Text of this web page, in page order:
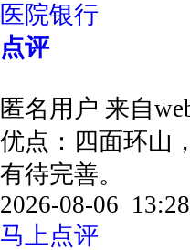
医院银行
点评
匿名用户 来自
优点：四面环山
有待完善。
2026-08-06
马上点评